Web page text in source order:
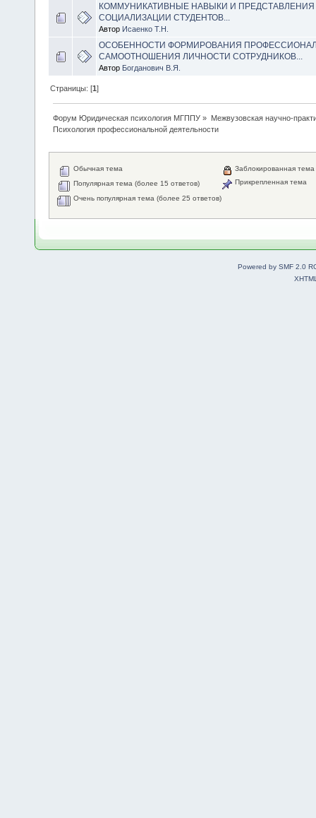
КОММУНИКАТИВНЫЕ НАВЫКИ И
СОЦИАЛИЗАЦИИ СТУДЕНТОВ...
Автор Исаенко Т.Н.
ОСОБЕННОСТИ ФОРМИРОВАНИЯ
САМООТНОШЕНИЯ ЛИЧНОСТИ СОТРУДНИКОВ...
Автор Богданович В.Я.
Страницы: [1]
Форум Юридическая психология МГППУ » Межвузовская научно-
Психология профессиональной деятельности
Обычная тема
Популярная тема (более 15 ответов)
Очень популярная тема (более 25 ответов)
Заблокированная тема
Прикрепленная тема
Powered by SMF 2.0